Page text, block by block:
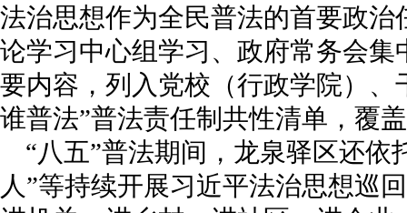
法治思想作为全民普法的首要政
论学习中心组学习、政府常务会
要内容，列入党校（行政学院）、
谁普法”普法责任制共性清单，覆
“八五”普法期间，龙泉驿区还依
人”等持续开展习近平法治思想巡